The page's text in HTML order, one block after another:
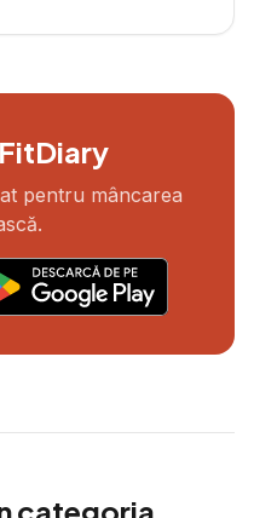
pentru mâncarea
categoria